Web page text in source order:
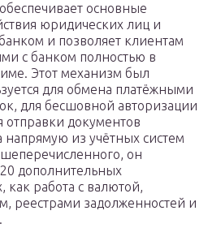
основные
юридических лиц и
и позволяет клиентам
с банком полностью в
Этот механизм был
для обмена платёжными
для бесшовной авторизации
отправки документов
напрямую из учётных систем
он
дополнительных
как работа с валютой,
реестрами задолженностей и